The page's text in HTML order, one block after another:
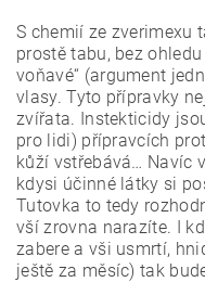
S chemií ze zverimexu
prostě tabu, bez
voňavé“ (argument
vlasy. Tyto přípravky
zvířata. Instekticidy
pro lidi) přípravcích
kůží vstřebává… Navíc
kdysi účinné látky si
Tutovka to tedy
vší zrovna narazíte. I
zabere a vši usmrtí,
ještě za měsíc) tak